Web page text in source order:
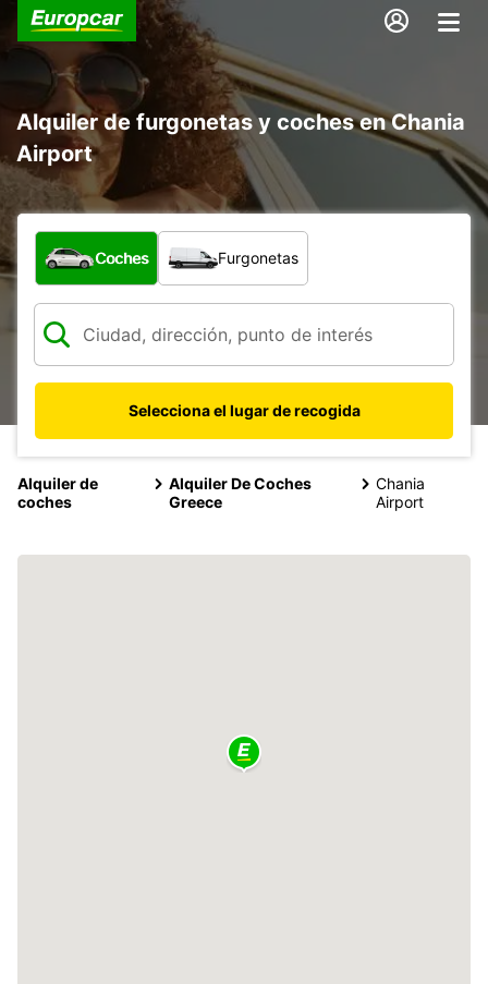
Alquiler de furgonetas y coches en Chania
Airport
¿Qué tipo de vehículo?
Coches Furgonetas
Selecciona el lugar de recogida
Alquiler de
coches
Alquiler De Coches
Greece
Chania
Airport